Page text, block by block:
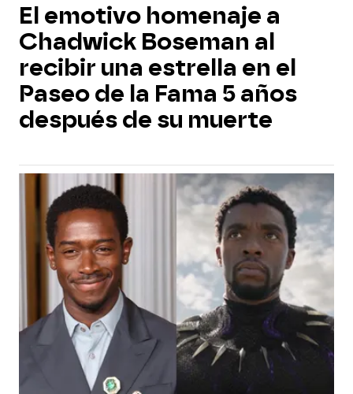
El emotivo homenaje a
Chadwick Boseman al
recibir una estrella en el
Paseo de la Fama 5 años
después de su muerte